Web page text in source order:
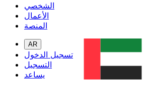
الشخصي
الأعمال
المنصة
AR
تسجيل الدخول
التسجيل
يساعد